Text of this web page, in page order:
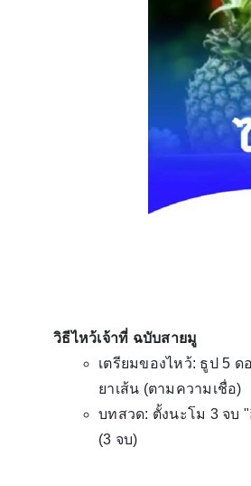
วิธีไหว้เจ้าที่ ฉบับสายมู
เตรียมของไหว้: ธูป 5
ยาเส้น (ตามความเชื่อ)
บทสวด: ตั้งนะโม 3 จบ
(3 จบ)